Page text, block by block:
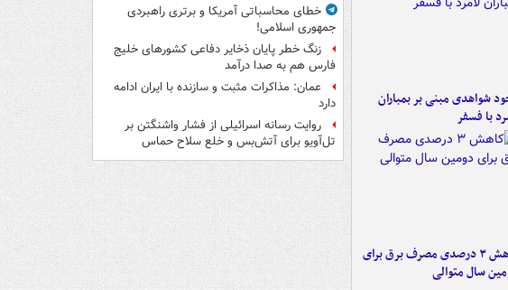
شواهدی مبنی بر بمباران
با فسفر
کاهش ۳ درصدی مصرف برق برای
سال متوالی
خطای محاسباتی آمریکا و برتری راهبردی
جمهوری اسلامی!
زنگ خطر پایان ذخایر دفاعی کشورهای خلیج
فارس هم به صدا درآمد
عمان: مذاکرات مثبت و سازنده با ایران ادامه
دارد
روایت رسانه اسرائیلی از فشار واشنگتن بر
تل‌آویو برای آتش‌بس و خلع سلاح حماس